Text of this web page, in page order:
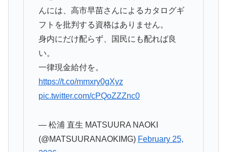
んには、高市早苗さんによるカタログギ
フトを批判する資格はありません。
身内にだけ配らず、国民にも配れば良
い。
一律現金給付を。
https://t.co/mmxry0gXyz
pic.twitter.com/cPQoZZZnc0
— 松浦 直生 MATSUURA NAOKI
(@MATSUURANAOKIMG) February 25,